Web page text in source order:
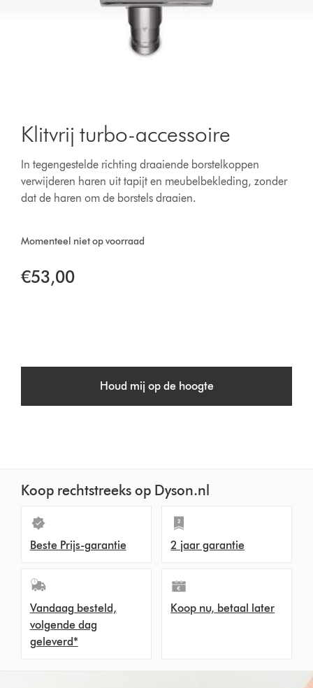
Klitvrij turbo-accessoire
In tegengestelde richting draaiende borstelkoppen
verwijderen haren uit tapijt en meubelbekleding, zonder
dat de haren om de borstels draaien.
Momenteel niet op voorraad
€53,00
Houd mij op de hoogte
Koop rechtstreeks op Dyson.nl
Beste Prijs-garantie 2 jaar garantie
Vandaag besteld,
volgende dag
geleverd*
Koop nu, betaal later